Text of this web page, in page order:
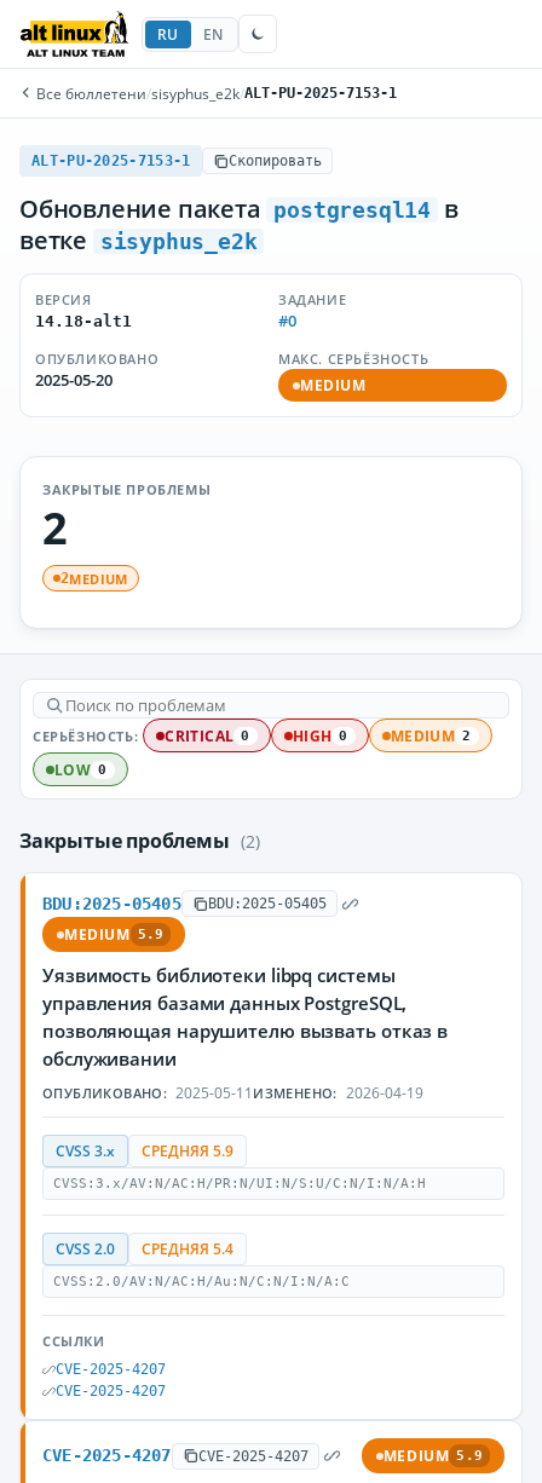
RU EN
Все бюллетени/sisyphus_e2k/ALT-PU-2025-7153-1
ALT-PU-2025-7153-1 Скопировать
Обновление пакета postgresql14
в
ветке
sisyphus_e2k
ВЕРСИЯ
14.18-alt1
ЗАДАНИЕ
#0
ОПУБЛИКОВАНО
2025-05-20
МАКС. СЕРЬЁЗНОСТЬ
MEDIUM
ЗАКРЫТЫЕ ПРОБЛЕМЫ
2
2MEDIUM
СЕРЬЁЗНОСТЬ: CRITICAL 0 HIGH 0 MEDIUM 2
LOW 0
Закрытые проблемы (2)
BDU:2025-05405 BDU:2025-05405
MEDIUM 5.9
Уязвимость библиотеки libpq системы
управления базами данных PostgreSQL,
позволяющая нарушителю вызвать отказ в
обслуживании
ОПУБЛИКОВАНО: 2025-05-11 ИЗМЕНЕНО: 2026-04-19
CVSS 3.x СРЕДНЯЯ 5.9
CVSS:3.x/AV:N/AC:H/PR:N/UI:N/S:U/C:N/I:N/A:H
CVSS 2.0 СРЕДНЯЯ 5.4
CVSS:2.0/AV:N/AC:H/Au:N/C:N/I:N/A:C
ССЫЛКИ
CVE-2025-4207
CVE-2025-4207
CVE-2025-4207 CVE-2025-4207 MEDIUM 5.9